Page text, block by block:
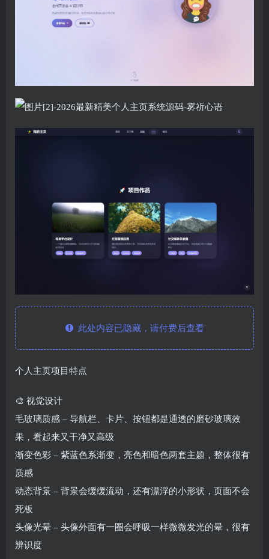
此处内容已隐藏，请付费后查看
个人主页项目特点
🎨 视觉设计
毛玻璃质感 – 导航栏、卡片、按钮都是通透的磨砂玻璃效
果，看起来又干净又高级
渐变色彩 – 紫蓝色系渐变，亮色和暗色两套主题，整体很有
质感
动态背景 – 背景会缓缓流动，还有漂浮的小形状，页面不会
死板
头像光晕 – 头像外面有一圈会呼吸一样微微发光的晕，很有
辨识度